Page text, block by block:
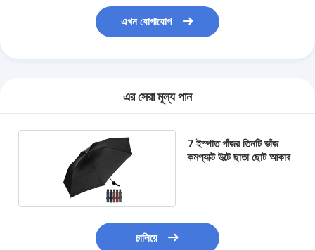
এখন যোগাযোগ
এর সেরা মূল্য পান
7 ইস্পাত পাঁজর তিনটি ভাঁজ
কমপ্যাক্ট উল্টে ছাতা ছোট আকার
চালিয়ে